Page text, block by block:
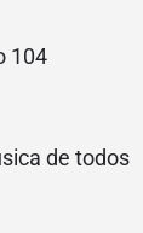
104
de todos